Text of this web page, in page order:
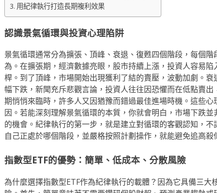
用紀律執行打造長期複利效果
認識景氣循環與投資心理陷阱
景氣循環通常分為擴張、頂峰、衰退、復甦四個階段，每個
為。在擴張期，經濟數據亮眼，股市持續上漲，投資人容易
桿。到了頂峰，市場開始出現獲利了結的賣壓，波動加劇。
幅下跌，新聞充斥悲觀言論，投資人往往因恐懼而在低點賣
期悄悄來臨時，許多人又因猶豫而錯過最佳進場時機。這些
因。若能深刻理解景氣循環的本質，你就會明白，市場下跌
的機會。紀律執行的第一步，就是建立對循環的客觀認知，
自己正處於哪個階段，並嚴格按照計劃操作，就能避免追高
指數型ETF的優勢：簡單、低成本、分散風險
為什麼選擇指數型ETF作為紀律執行的載體？因為它具備三大